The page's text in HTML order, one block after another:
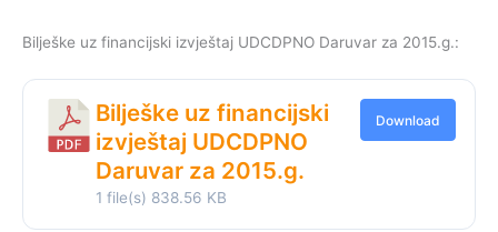
Bilješke uz financijski izvještaj UDCDPNO Daruvar za 2015.g.:
Bilješke uz financijski
izvještaj UDCDPNO
Daruvar za 2015.g.
1 file(s) 838.56 KB
Download